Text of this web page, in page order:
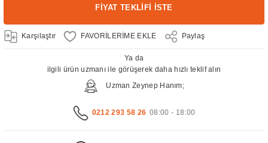
FİYAT TEKLİFİ İSTE
Karşılaştır Paylaş
Ya da
ilgili ürün uzmanı ile görüşerek daha hızlı teklif alın
Uzman Zeynep Hanım;
0212 293 58 26 08:00 - 18:00